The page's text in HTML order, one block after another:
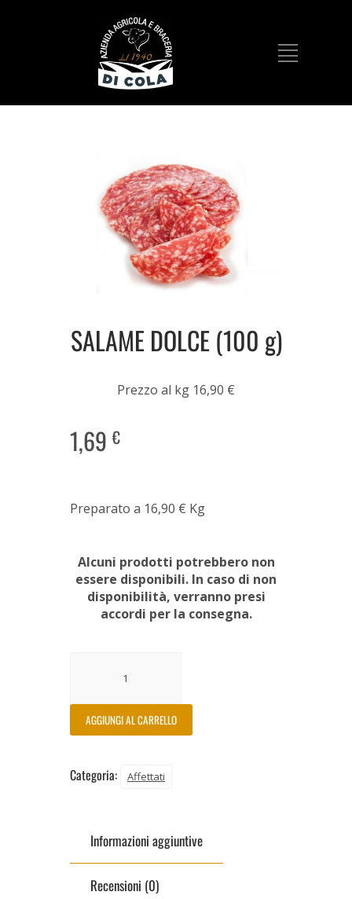
SALAME DOLCE (100 g)
Prezzo al kg 16,90 €
1,69€
Preparato a 16,90 € Kg
Alcuni prodotti potrebbero non
essere disponibili. In caso di non
disponibilità, verranno presi
accordi per la consegna.
AGGIUNGI AL CARRELLO
Categoria: Affettati
Informazioni aggiuntive
Recensioni (0)